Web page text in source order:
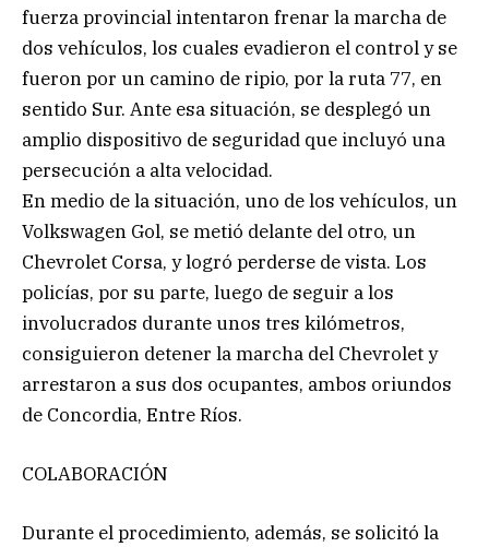
fuerza provincial intentaron frenar la marcha de
dos vehículos, los cuales evadieron el control y se
fueron por un camino de ripio, por la ruta 77, en
sentido Sur. Ante esa situación, se desplegó un
amplio dispositivo de seguridad que incluyó una
persecución a alta velocidad.
En medio de la situación, uno de los vehículos, un
Volkswagen Gol, se metió delante del otro, un
Chevrolet Corsa, y logró perderse de vista. Los
policías, por su parte, luego de seguir a los
involucrados durante unos tres kilómetros,
consiguieron detener la marcha del Chevrolet y
arrestaron a sus dos ocupantes, ambos oriundos
de Concordia, Entre Ríos.
COLABORACIÓN
Durante el procedimiento, además, se solicitó la